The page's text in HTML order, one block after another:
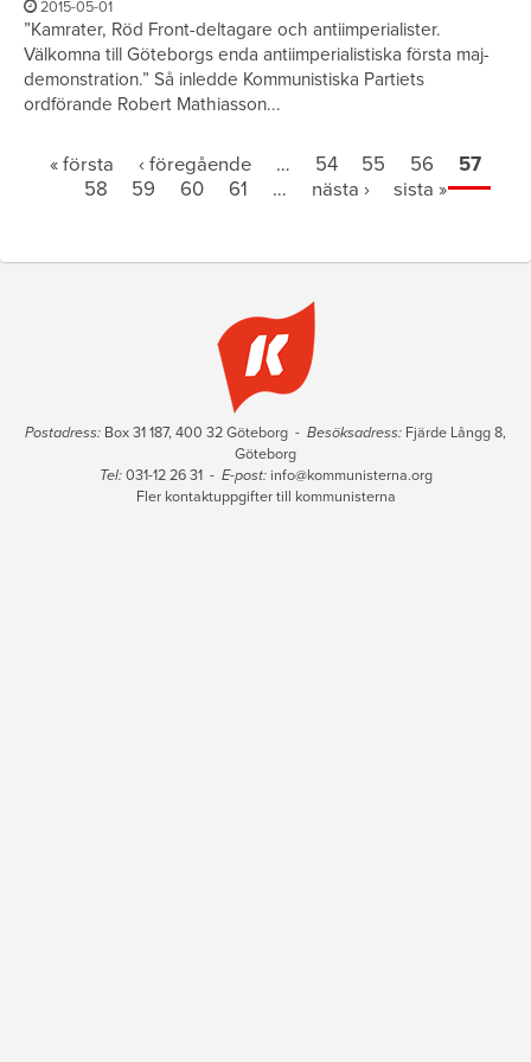
2015-05-01
”Kamrater, Röd Front-deltagare och antiimperialister.
Välkomna till Göteborgs enda antiimperialistiska första maj-
demonstration.” Så inledde Kommunistiska Partiets
ordförande Robert Mathiasson...
« första ‹ föregående … 54 55 56
57
58
59 60 61 … nästa › sista »
Postadress: Box 31 187, 400 32 Göteborg - Besöksadress: Fjärde Långg 8,
Göteborg
Tel:031-12 26 31 - E-post: info@kommunisterna.org
Fler kontaktuppgifter till kommunisterna